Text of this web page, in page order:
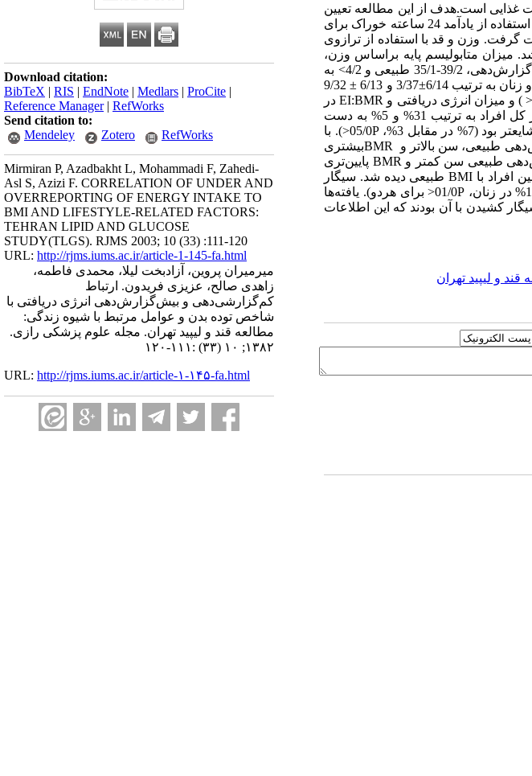
Download citation:
BibTeX | RIS | EndNote | Medlars | ProCite |
Reference Manager| RefWorks
Send citation to:
Mendeley
Zotero RefWorks
Mirmiran P, Azadbakht L, Mohammadi F, Zahedi-
Asl S, Azizi F. CORRELATION OF UNDER AND
OVERREPORTING OF ENERGY INTAKE TO
BMI AND LIFESTYLE-RELATED FACTORS:
TEHRAN LIPID AND GLUCOSE
STUDY(TLGS). RJMS 2003; 10 (33) :111-120
URL: http://rjms.iums.ac.ir/article-1-145-fa.html
میرمیران پروین، آزاد‌بخت لیلا، محمدی فاطمه،
زاهدی صالح، عزیزی فریدون. ارتباط
کم‌گزارشی‌دهی و بیش‌گزارش‌دهی انرژی دریافتی با
شاخص توده بدن و عوامل مرتبط با شیوه زندگی:
مطالعه قند و لیپید تهران. مجله علوم پزشکی رازی.
۱۳۸۲; ۱۰ (۳۳) :۱۱۱-۱۲۰
URL: http://rjms.iums.ac.ir/article-۱-۱۴۵-fa.html
است.هدف از این مطالعه تعیین
ارتباط این موارد با شاخص توده بدن و عوامل مربوط به شیوه زندگی بوده است.ارزیابی دریافتهای غذایی با استفاده از یاد‌آمد 24 ساعته خوراک برای
توسط پرسشگران باتجربه صورت گرفت. وزن و قد با استفاده از ترازوی
اندازه‌گیری و به ترتیب با دقت 100 گرم و 1 سانتیمتر ثبت شد. میزان متابولیسم پایه براساس وزن،
سن و جنس محاسبه گردید و نسبت انرژی دریافتی به میزان متابولیسم پایه (EI: BMR) 35/1< به عنوان کم‌گزارش‌دهی، 39/2-35/1 طبیعی و 4/2> به
عنوان بیش‌گزارش دهی تعریف شد. براساس نتایــج بـه دسـت آمـده میانگیـن ± انحراف معیار سنی مردان و زنان به ترتیب 6/14±3/37 و 6/13 ± 9/32
سـال بود. مردان EI: BMR بیشتری را در مقایسه با زنان داشتند (44/0 ± 72/1 در مقابل 44/0 ± 27/1، 001/0P< ) و میزان انرژی دریافتی و EI:BMR در
افراد جوانتر در هر دو جنس بیشتر از افراد سالمند بود. میزان شیوع کم‌گزارش‌دهی و بیش‌گزارش‌دهی در کل افراد به ترتیب 31% و 5% به دست
آمد. کم‌‌گزارش‌دهی در زنان بیشتر از مردان (40% در مقابل 19%، 001/0P<) و بیش‌گزارش‌دهی در مردان شایعتر بود (7% در مقابل 3%، 05/0P<). با
افزایش سن نسبت EI: BMR در هر دو جنس کاهش یافته و افراد کم‌گزارش‌ده در مقایسه با افراد با گزارش‌دهی طبیعی، سن بالاتر و BMRبیشتری
داشتند اما امتیاز تحصیلات آنها تفاوت معنی‌داری نداشت. افراد بیش‌گزارش‌ده در مقایسه با افراد با گزارش‌دهی طبیعی سن کمتر و BMR پایین‌تری
داشتند، اما امتیاز تحصیلات این 2 گروه تفاوت معنی‌داری نداشت. بیشترین نسبت افراد بیش‌گزارش‌ده در بین افراد با BMI طبیعی دیده شد. سیگار
کشیدن در افراد بیش‌گزارش‌ده شایعتر از افراد طبیعی بود (28% در مقابل 19% در مردان و 6% در مقابل 1% در زنان، 01/0P< برای هردو). یافته‌ها
کشیدن با آن بودند که این اطلاعات